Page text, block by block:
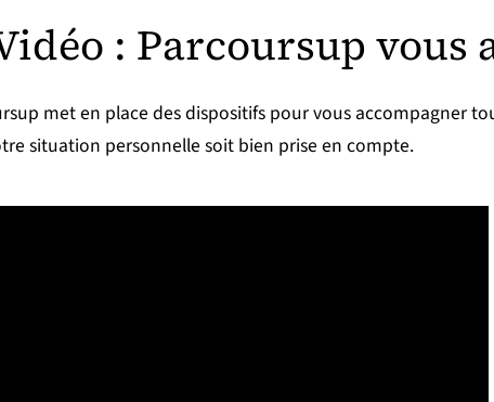
: Parcoursup vous
met en place des dispositifs pour vous accompagner
situation personnelle soit bien prise en compte.